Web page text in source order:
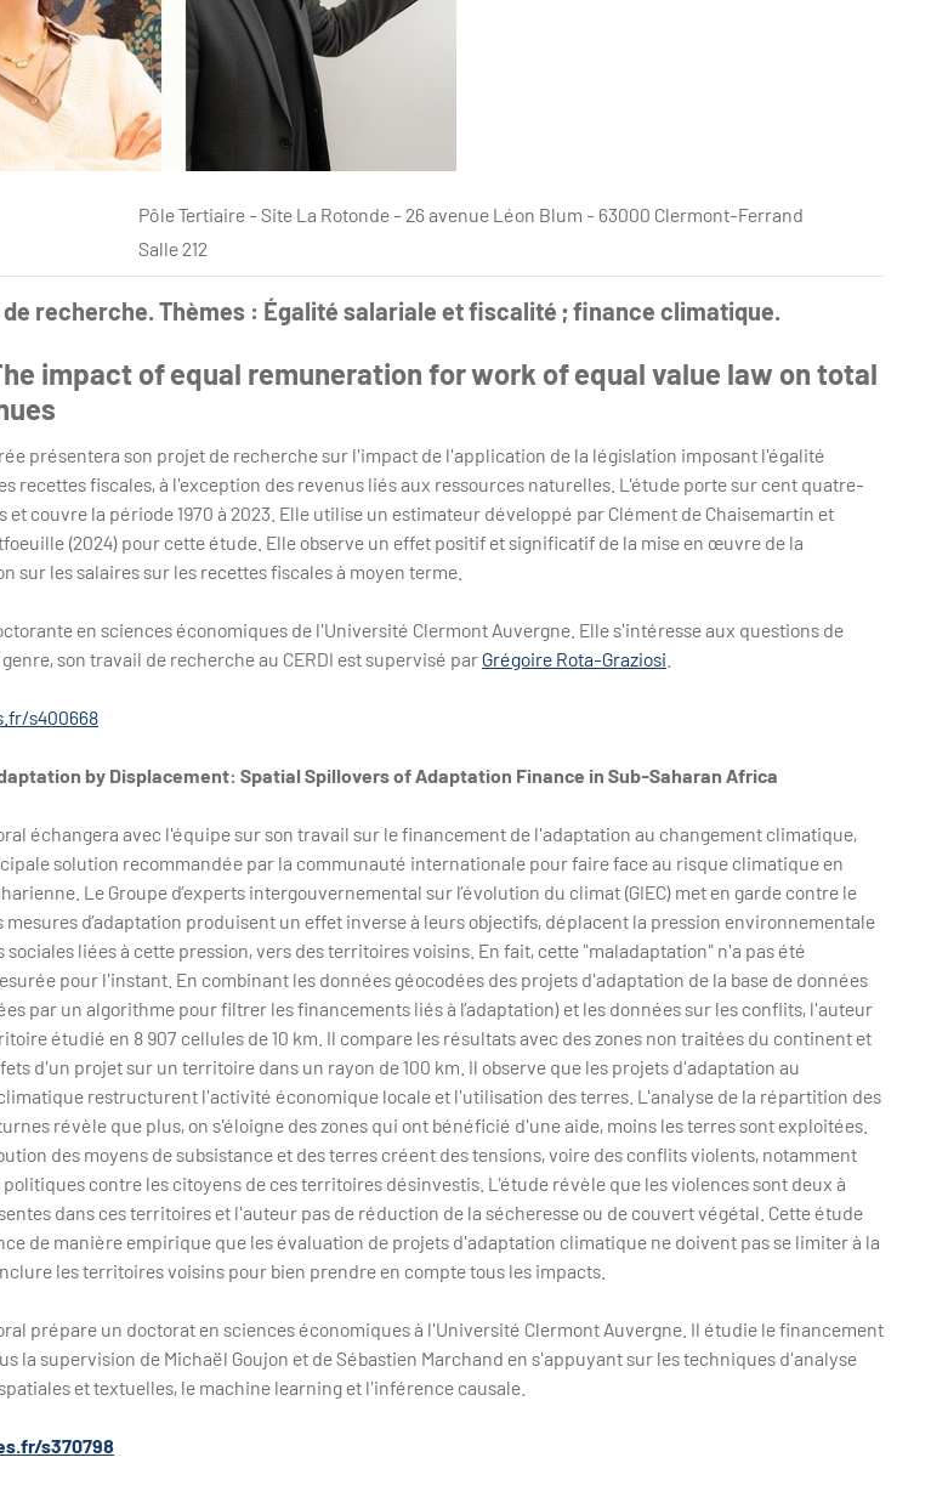
Pôle Tertiaire - Site La Rotonde - 26 avenue Léon Blum - 63000 Clermont-Ferrand
Salle 212
recherche. Thèmes : Égalité salariale et fiscalité ; finance climatique.
impact of equal remuneration for work of equal value law on total
présentera son projet de recherche sur l'impact de l'application de la législation imposant l'égalité
recettes fiscales, à l'exception des revenus liés aux ressources naturelles. L'étude porte sur cent quatre-
couvre la période 1970 à 2023. Elle utilise un estimateur développé par Clément de Chaisemartin et
(2024) pour cette étude. Elle observe un effet positif et significatif de la mise en œuvre de la
sur les salaires sur les recettes fiscales à moyen terme.
en sciences économiques de l'Université Clermont Auvergne. Elle s'intéresse aux questions de
son travail de recherche au CERDI est supervisé parGrégoire Rota-Graziosi
s400668
by Displacement: Spatial Spillovers of Adaptation Finance in Sub-Saharan Africa
échangera avec l'équipe sur son travail sur le financement de l'adaptation au changement climatique,
solution recommandée par la communauté internationale pour faire face au risque climatique en
Le Groupe d’experts intergouvernemental sur l’évolution du climat (GIEC) met en garde contre le
mesures d’adaptation produisent un effet inverse à leurs objectifs, déplacent la pression environnementale
sociales liées à cette pression, vers des territoires voisins. En fait, cette "maladaptation" n'a pas été
pour l'instant. En combinant les données géocodées des projets d'adaptation de la base de données
par un algorithme pour filtrer les financements liés à l’adaptation) et les données sur les conflits, l'auteur
étudié en 8 907 cellules de 10 km. Il compare les résultats avec des zones non traitées du continent et
d'un projet sur un territoire dans un rayon de 100 km. Il observe que les projets d'adaptation au
restructurent l'activité économique locale et l'utilisation des terres. L'analyse de la répartition des
révèle que plus, on s'éloigne des zones qui ont bénéficié d'une aide, moins les terres sont exploitées.
des moyens de subsistance et des terres créent des tensions, voire des conflits violents, notamment
politiques contre les citoyens de ces territoires désinvestis. L'étude révèle que les violences sont deux à
dans ces territoires et l'auteur pas de réduction de la sécheresse ou de couvert végétal. Cette étude
de manière empirique que les évaluation de projets d'adaptation climatique ne doivent pas se limiter à la
les territoires voisins pour bien prendre en compte tous les impacts.
prépare un doctorat en sciences économiques à l'Université Clermont Auvergne. Il étudie le financement
la supervision de Michaël Goujon et de Sébastien Marchand en s'appuyant sur les techniques d'analyse
et textuelles, le machine learning et l'inférence causale.
s370798